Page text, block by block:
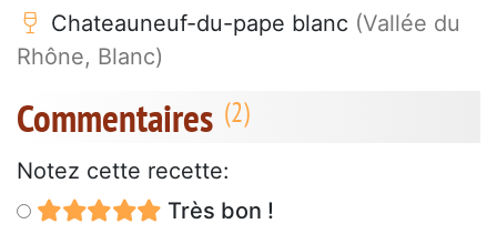
Chateauneuf-du-pape blanc (Vallée du
Rhône, Blanc)
Commentaires
Notez cette recette:
Très bon !